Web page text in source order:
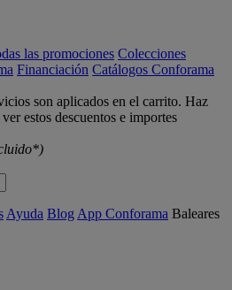
las promociones Colecciones
Financiación Catálogos Conforama
son aplicados en el carrito. Haz
estos descuentos e importes
Ayuda Blog App Conforama Baleares